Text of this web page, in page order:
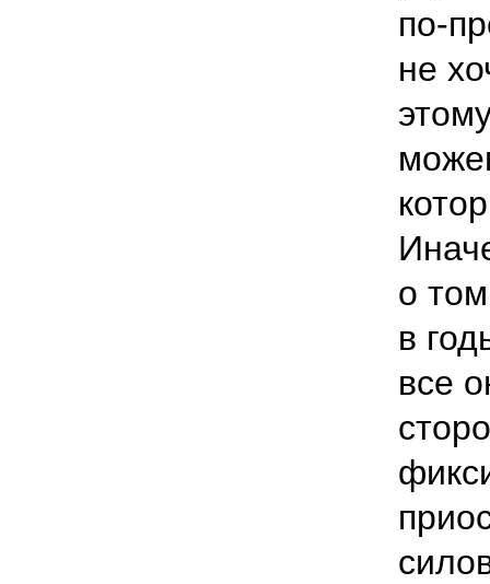
по-
не
о
в
все